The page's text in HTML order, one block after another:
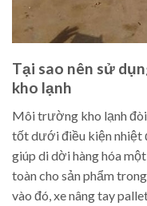
Tại sao nên sử
kho lạnh
Môi trường kho lạnh
tốt dưới điều kiện nhiệt
giúp di dời hàng hóa
toàn cho sản phẩm
vào đó, xe nâng tay